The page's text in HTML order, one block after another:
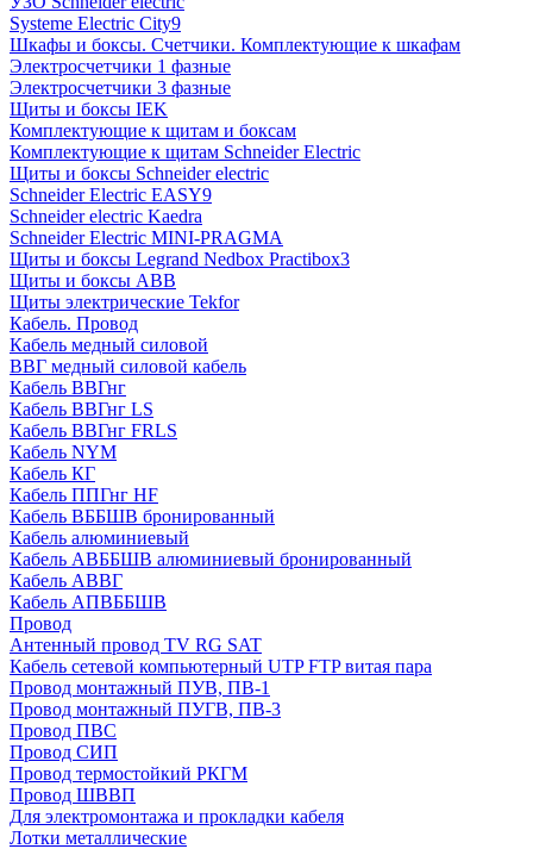
Systeme Electric City9
Шкафы и боксы. Счетчики. Комплектующие к шкафам
Электросчетчики 1 фазные
Электросчетчики 3 фазные
Щиты и боксы IEK
Комплектующие к щитам и боксам
Комплектующие к щитам Schneider Electric
Щиты и боксы Schneider electric
Schneider Electric EASY9
Schneider electric Kaedra
Schneider Electric MINI-PRAGMA
Щиты и боксы Legrand Nedbox Practibox3
Щиты и боксы ABB
Щиты электрические Tekfor
Кабель. Провод
Кабель медный силовой
ВВГ медный силовой кабель
Кабель ВВГнг
Кабель ВВГнг LS
Кабель ВВГнг FRLS
Кабель NYM
Кабель КГ
Кабель ППГнг HF
Кабель ВББШВ бронированный
Кабель алюминиевый
Кабель АВББШВ алюминиевый бронированный
Кабель АВВГ
Кабель АПВББШВ
Провод
Антенный провод TV RG SAT
Кабель сетевой компьютерный UTP FTP витая пара
Провод монтажный ПУВ, ПВ-1
Провод монтажный ПУГВ, ПВ-3
Провод ПВС
Провод СИП
Провод термостойкий РКГМ
Провод ШВВП
Для электромонтажа и прокладки кабеля
Лотки металлические